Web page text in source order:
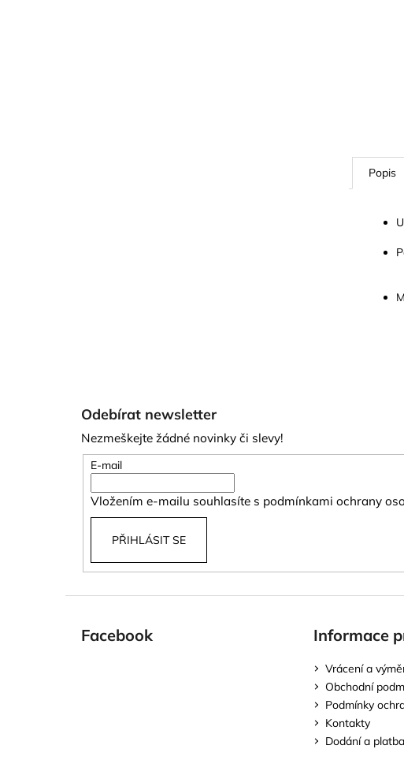
Popis
Odebírat newsletter
Nezmeškejte žádné novinky či slevy!
E-mail
Vložením e-mailu souhlasíte s podmínkami ochrany
PŘIHLÁSIT SE
Facebook Informace
Vrácení a
Obchodní
Podmínky
Kontakty
Dodání a platba